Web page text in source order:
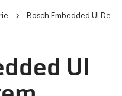
Bosch Embedded UI
UI